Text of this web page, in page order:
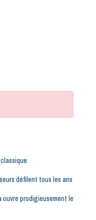
défilent tous les ans
prodigieusement le